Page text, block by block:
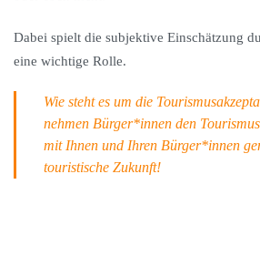
Dabei spielt die subjektive Einschätzung
eine wichtige Rolle.
Wie steht es um die
nehmen Bürger*innen den
mit Ihnen und Ihren Bürger*innen
touristische Zukunft!